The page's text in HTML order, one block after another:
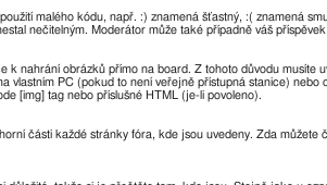
malého kódu, např. :) znamená šťastný, :( znamená
nečitelným. Moderátor může také případně váš
nahrání obrázků přímo na board. Z tohoto důvodu musíte
PC (pokud to není veřejně přístupná stanice) nebo
[img] tag nebo příslušné HTML (je-li povoleno).
části každé stránky fóra, kde jsou uvedeny. Zda můžete